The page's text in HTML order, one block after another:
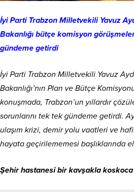
İyi Parti Trabzon Milletvekili Yavuz
Bakanlığı bütçe komisyon
gündeme getirdi
İyi Parti Trabzon Milletvekili Yavuz
Bakanlığı’nın Plan ve Bütçe
konuşmada, Trabzon’un yıllardır
sorunlarını tek tek gündeme getirdi.
ulaşım krizi, demir yolu vaatleri ve
hayata geçirilememesi başlıklarında
Şehir hastanesi bir kavşakla